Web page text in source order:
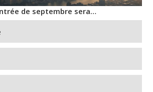
de septembre sera…